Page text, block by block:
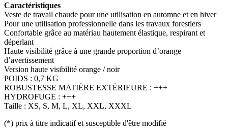
Caractéristiques
Veste de travail chaude pour une utilisation en automne et en hiver
Pour une utilisation professionnelle dans les travaux forestiers
Confortable grâce au matériau hautement élastique, respirant et
déperlant
Haute visibilité grâce à une grande proportion d’orange
d’avertissement
Version haute visibilité orange / noir
POIDS : 0,7 KG
ROBUSTESSE MATIÈRE EXTÉRIEURE : +++
HYDROFUGE : +++
Taille : XS, S, M, L, XL, XXL, XXXL
(*) prix à titre indicatif et susceptible d'être modifié